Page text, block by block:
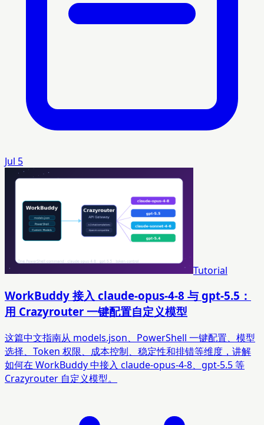
Jul 5
Tutorial
WorkBuddy 接入 claude-opus-4-8 与 gpt-5.5：
用 Crazyrouter 一键配置自定义模型
这篇中文指南从 models.json、PowerShell 一键配置、模型
选择、Token 权限、成本控制、稳定性和排错等维度，讲解
如何在 WorkBuddy 中接入 claude-opus-4-8、gpt-5.5 等
Crazyrouter 自定义模型。